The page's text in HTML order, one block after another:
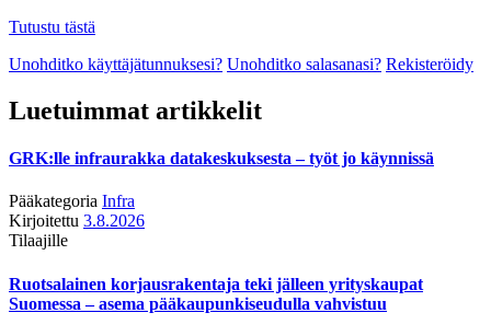
Tutustu tästä
Unohditko käyttäjätunnuksesi? Unohditko salasanasi? Rekisteröidy
Luetuimmat artikkelit
GRK:lle infraurakka datakeskuksesta – työt jo käynnissä
Pääkategoria Infra
Kirjoitettu 3.8.2026
Tilaajille
Ruotsalainen korjausrakentaja teki jälleen yrityskaupat
Suomessa – asema pääkaupunkiseudulla vahvistuu